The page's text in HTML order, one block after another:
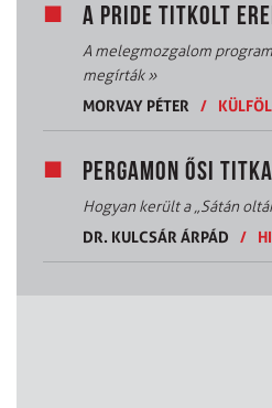
A PRIDE TITKOLT
A melegmozgalom
megírták»
MORVAY PÉTER
/
PERGAMON ŐSI
Hogyan került a „Sátán
DR. KULCSÁR ÁRPÁD
/